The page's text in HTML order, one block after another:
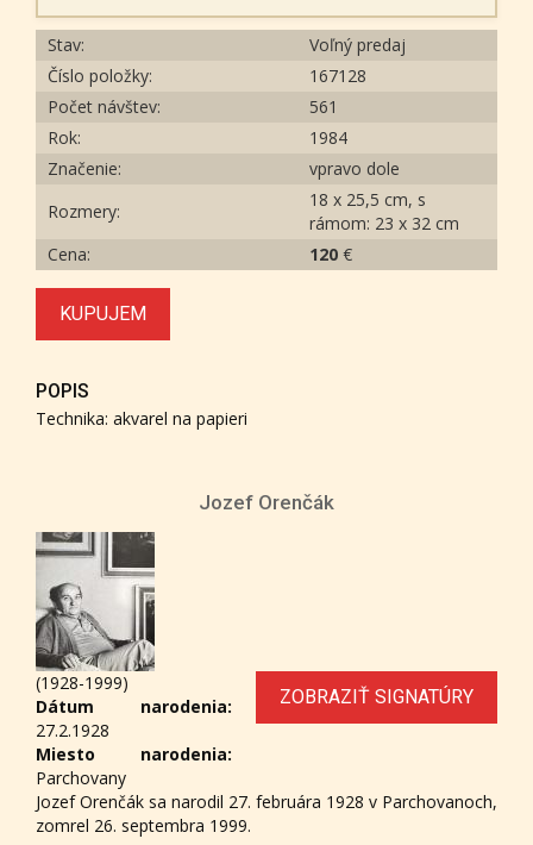
Stav:
Voľný predaj
Číslo položky:
167128
Počet návštev:
561
Rok:
1984
Značenie:
vpravo dole
Rozmery:
18 x 25,5 cm, s
rámom: 23 x 32 cm
Cena:
120 €
KUPUJEM
POPIS
Technika: akvarel na papieri
Jozef Orenčák
ZOBRAZIŤ SIGNATÚRY
(1928-1999)
Dátum narodenia:
27.2.1928
Miesto narodenia:
Parchovany
Jozef Orenčák sa narodil 27. februára 1928 v Parchovanoch,
zomrel 26. septembra 1999.